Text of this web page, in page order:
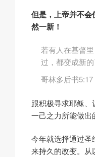
但是，上帝并不
然一新！
若有人在基督
过，都变成新的
哥林多后书5:17
跟积极寻求耶稣
一己之力所能做出
今年就选择通过
来持久的改变。